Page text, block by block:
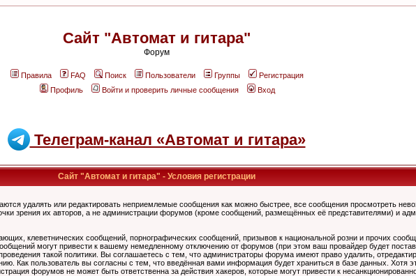
Сайт "Автомат и гитара"
Форум
Правила FAQ Поиск Пользователи Группы
Регистрация
Профиль
Войти и проверить личные сообщения Вход
Телеграм-канал «Автомат и гитара»
Сайт "Автомат и гитара" - Условия регистрации
удалять или редактировать неприемлемые сообщения как можно быстрее, все сообщения просмотреть
зрения их авторов, а не администрации форумов (кроме сообщений, размещённых её представителями) и
клеветнических сообщений, порнографических сообщений, призывов к национальной розни и прочих
могут привести к вашему немедленному отключению от форумов (при этом ваш провайдер будет
такой политики. Вы соглашаетесь с тем, что администраторы форума имеют право удалить,
Как пользователь вы согласны с тем, что введённая вами информация будет храниться в базе данных. Хотя
форумов не может быть ответственна за действия хакеров, которые могут привести к